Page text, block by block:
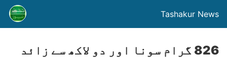
Tashakur News
826 گرام سونا اور دو لاکھ سے زائد